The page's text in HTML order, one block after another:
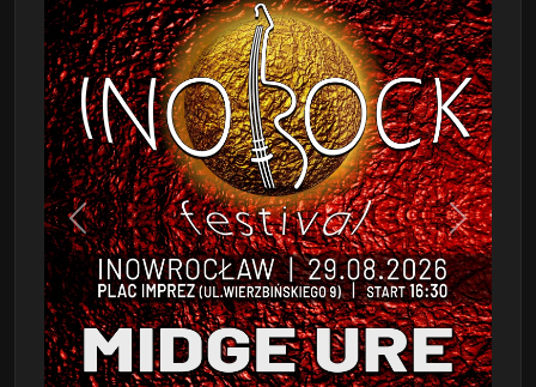
Poprzedni Następny